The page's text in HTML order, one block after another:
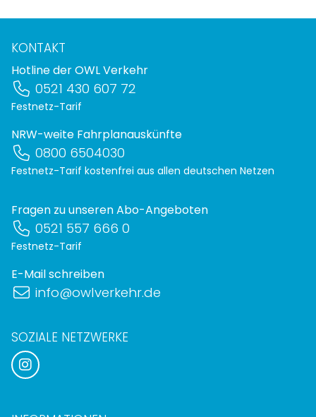
KONTAKT
Hotline der OWL Verkehr
0521 430 607 72
Festnetz-Tarif
NRW-weite Fahrplanauskünfte
0800 6504030
Festnetz-Tarif kostenfrei aus allen deutschen Netzen
Fragen zu unseren Abo-Angeboten
0521 557 666 0
Festnetz-Tarif
E-Mail schreiben
info@owlverkehr.de
SOZIALE NETZWERKE